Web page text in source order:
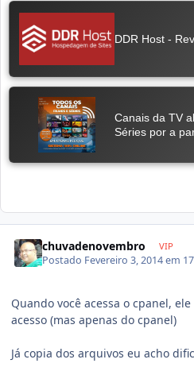
chuvadenovembro VIP
Postado Fevereiro 3, 2014 em
Quando você acessa o cpanel,
acesso (mas apenas do cpanel)
Já copia dos arquivos eu acho